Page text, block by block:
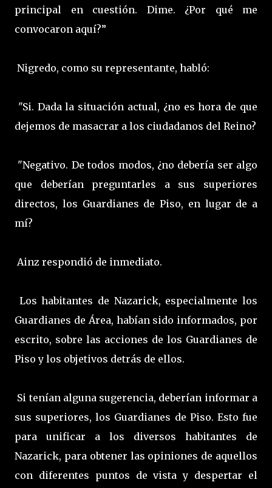
principal en cuestión. Dime. ¿Por qué me
convocaron aquí?”
Nigredo, como su representante, habló:
"Si. Dada la situación actual, ¿no es hora de que
dejemos de masacrar a los ciudadanos del Reino?
"Negativo. De todos modos, ¿no debería ser algo
que deberían preguntarles a sus superiores
directos, los Guardianes de Piso, en lugar de a
mí?
Ainz respondió de inmediato.
Los habitantes de Nazarick, especialmente los
Guardianes de Área, habían sido informados, por
escrito, sobre las acciones de los Guardianes de
Piso y los objetivos detrás de ellos.
Si tenían alguna sugerencia, deberían informar a
sus superiores, los Guardianes de Piso. Esto fue
para unificar a los diversos habitantes de
Nazarick, para obtener las opiniones de aquellos
con diferentes puntos de vista y despertar el